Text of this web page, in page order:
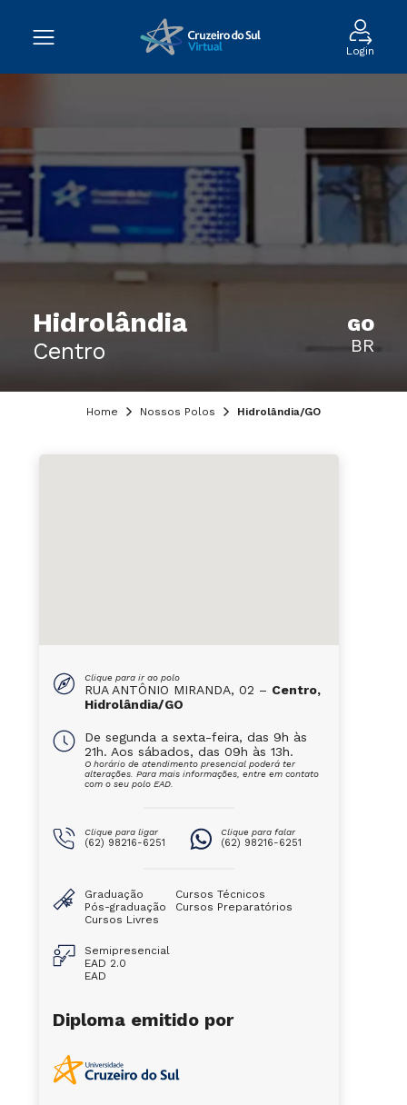
Login
Hidrolândia
Centro
GO
BR
Home Nossos Polos Hidrolândia/GO
Clique para ir ao polo
RUA ANTÔNIO MIRANDA, 02 – Centro,
Hidrolândia/GO
De segunda a sexta-feira, das 9h às
21h. Aos sábados, das 09h às 13h.
O horário de atendimento presencial poderá ter
alterações. Para mais informações, entre em contato
com o seu polo EAD.
Clique para ligar
(62) 98216-6251
Clique para falar
(62) 98216-6251
Graduação
Pós-graduação
Cursos Livres
Cursos Técnicos
Cursos Preparatórios
Semipresencial
EAD 2.0
EAD
Diploma emitido por